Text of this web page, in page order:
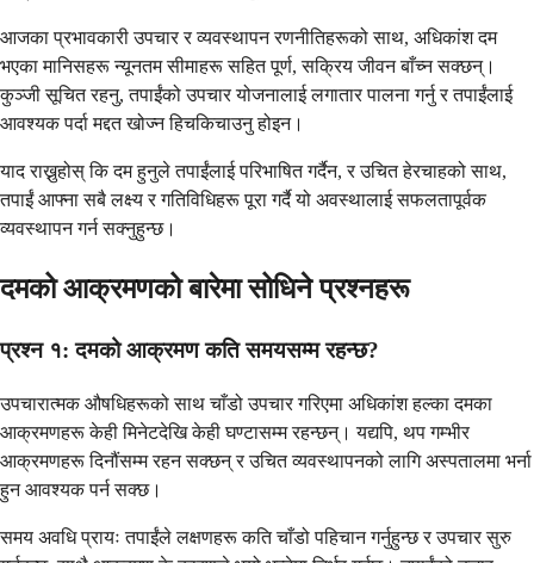
आजका प्रभावकारी उपचार र व्यवस्थापन रणनीतिहरूको साथ, अधिकांश दम
भएका मानिसहरू न्यूनतम सीमाहरू सहित पूर्ण, सक्रिय जीवन बाँच्न सक्छन्।
कुञ्जी सूचित रहनु, तपाईंको उपचार योजनालाई लगातार पालना गर्नु र तपाईंलाई
आवश्यक पर्दा मद्दत खोज्न हिचकिचाउनु होइन।
याद राख्नुहोस् कि दम हुनुले तपाईंलाई परिभाषित गर्दैन, र उचित हेरचाहको साथ,
तपाईं आफ्ना सबै लक्ष्य र गतिविधिहरू पूरा गर्दै यो अवस्थालाई सफलतापूर्वक
व्यवस्थापन गर्न सक्नुहुन्छ।
दमको आक्रमणको बारेमा सोधिने प्रश्नहरू
प्रश्न १: दमको आक्रमण कति समयसम्म रहन्छ?
उपचारात्मक औषधिहरूको साथ चाँडो उपचार गरिएमा अधिकांश हल्का दमका
आक्रमणहरू केही मिनेटदेखि केही घण्टासम्म रहन्छन्। यद्यपि, थप गम्भीर
आक्रमणहरू दिनौंसम्म रहन सक्छन् र उचित व्यवस्थापनको लागि अस्पतालमा भर्ना
हुन आवश्यक पर्न सक्छ।
समय अवधि प्रायः तपाईंले लक्षणहरू कति चाँडो पहिचान गर्नुहुन्छ र उपचार सुरु